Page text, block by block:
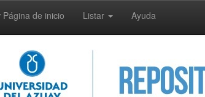
Página de inicio Listar Ayuda